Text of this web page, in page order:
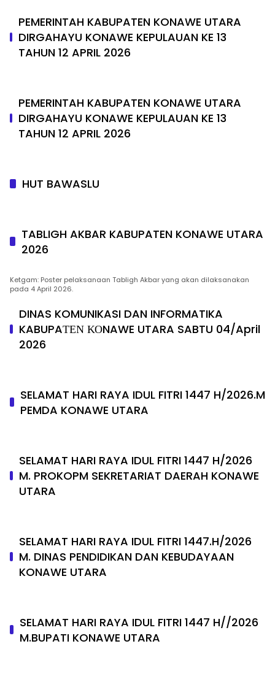
PEMERINTAH KABUPATEN KONAWE UTARA
DIRGAHAYU KONAWE KEPULAUAN KE 13
TAHUN 12 APRIL 2026
PEMERINTAH KABUPATEN KONAWE UTARA
DIRGAHAYU KONAWE KEPULAUAN KE 13
TAHUN 12 APRIL 2026
HUT BAWASLU
TABLIGH AKBAR KABUPATEN KONAWE UTARA
2026
Ketgam: Poster pelaksanaan Tabligh Akbar yang akan dilaksanakan
pada 4 April 2026.
DINAS KOMUNIKASI DAN INFORMATIKA
KABUPAΤΕΝ ΚΟNAWE UTARA SABTU 04/April
2026
SELAMAT HARI RAYA IDUL FITRI 1447 H/2026.M
PEMDA KONAWE UTARA
SELAMAT HARI RAYA IDUL FITRI 1447 H/2026
M. PROKOPM SEKRETARIAT DAERAH KONAWE
UTARA
SELAMAT HARI RAYA IDUL FITRI 1447.H/2026
M. DINAS PENDIDIKAN DAN KEBUDAYAAN
KONAWE UTARA
SELAMAT HARI RAYA IDUL FITRI 1447 H//2026
M.BUPATI KONAWE UTARA